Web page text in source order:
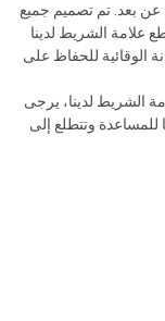
عن بعد. تم تصميم جميع
علامة الشريط لدينا
الوقائية للحفاظ على
الشريط لدينا، يرجى
للمساعدة وتتطلع إلى